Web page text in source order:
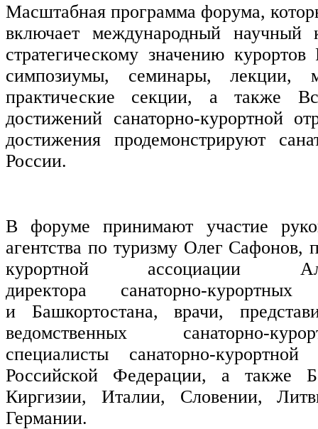
Масштабная программа форума,
включает международный научный
стратегическому значению
симпозиумы, семинары, лекции,
практические секции, а также
достижений санаторно-курортной
достижения продемонстрируют
России.
В форуме принимают участие
агентства по туризму Олег Сафонов,
курортной ассоциации
директора санаторно-
и Башкортостана, врачи,
ведомственных санаторно-
специалисты санаторно-
Российской Федерации, а также
Киргизии, Италии, Словении,
Германии.